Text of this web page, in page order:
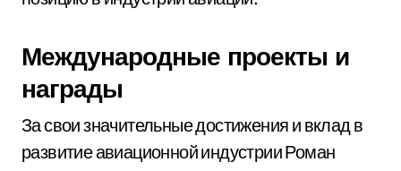
Международные проекты и
награды
За свои значительные достижения и вклад в
развитие авиационной индустрии Роман